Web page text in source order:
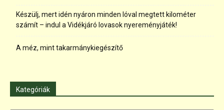
Készülj, mert idén nyáron minden lóval megtett kilométer
számít – indul a Vidékjáró lovasok nyereményjáték!
A méz, mint takarmánykiegészítő
Kategóriák